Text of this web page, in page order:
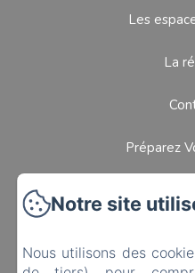
Les
La
Préparez
Notre site
Nous utilisons des